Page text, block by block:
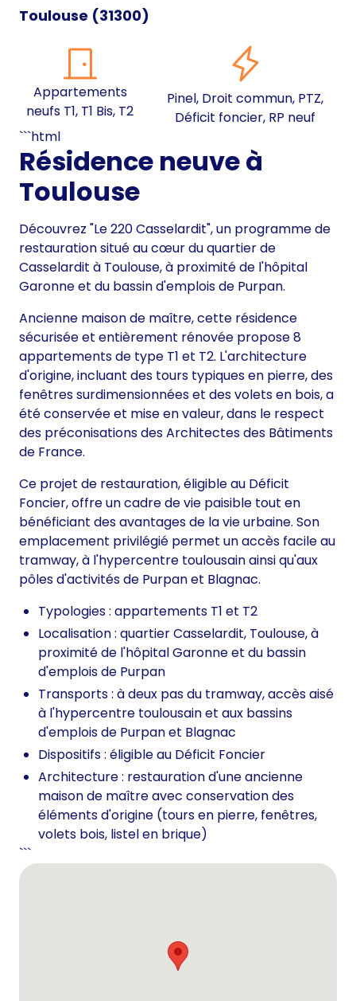
Toulouse (31300)
Appartements
neufs T1, T1 Bis, T2
Pinel, Droit commun, PTZ,
Déficit foncier, RP neuf
```html
Résidence neuve à
Toulouse
Découvrez "Le 220 Casselardit", un programme de
restauration situé au cœur du quartier de
Casselardit à Toulouse, à proximité de l'hôpital
Garonne et du bassin d'emplois de Purpan.
Ancienne maison de maître, cette résidence
sécurisée et entièrement rénovée propose 8
appartements de type T1 et T2. L'architecture
d'origine, incluant des tours typiques en pierre, des
fenêtres surdimensionnées et des volets en bois, a
été conservée et mise en valeur, dans le respect
des préconisations des Architectes des Bâtiments
de France.
Ce projet de restauration, éligible au Déficit
Foncier, offre un cadre de vie paisible tout en
bénéficiant des avantages de la vie urbaine. Son
emplacement privilégié permet un accès facile au
tramway, à l'hypercentre toulousain ainsi qu'aux
pôles d'activités de Purpan et Blagnac.
Typologies : appartements T1 et T2
Localisation : quartier Casselardit, Toulouse, à
proximité de l'hôpital Garonne et du bassin
d'emplois de Purpan
Transports : à deux pas du tramway, accès aisé
à l'hypercentre toulousain et aux bassins
d'emplois de Purpan et Blagnac
Dispositifs : éligible au Déficit Foncier
Architecture : restauration d'une ancienne
maison de maître avec conservation des
éléments d'origine (tours en pierre, fenêtres,
volets bois, listel en brique)
```